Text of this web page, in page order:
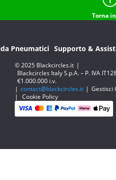
Torna
Pneumatici Supporto &
© 2025 Blackcircles.it |
Blackcircles Italy S.p.A. – P. IVA
€1.000.000 i.v.
| contact@blackcircles.it | Gestisci
|
Cookie Policy